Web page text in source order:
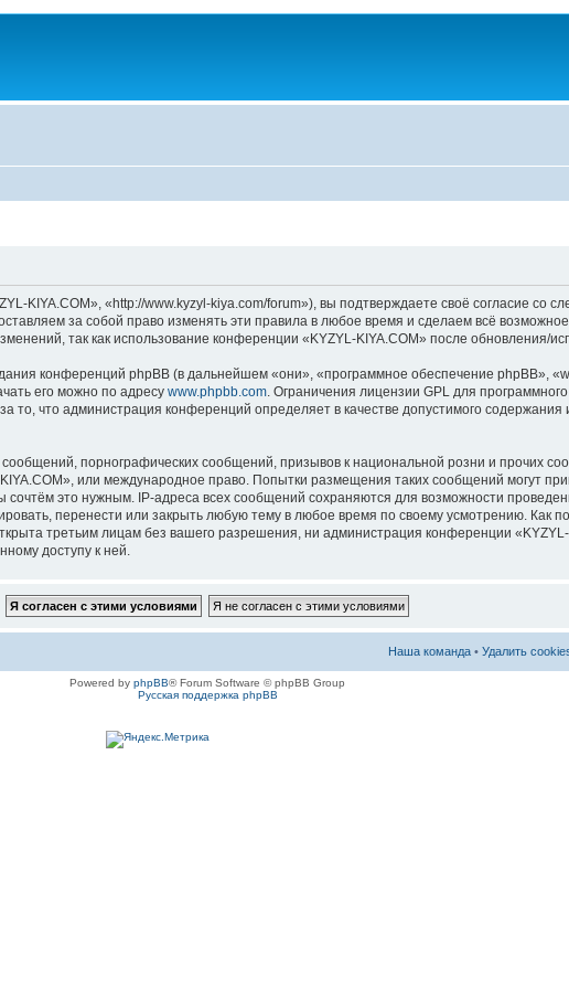
KIYA.COM», «http://www.kyzyl-kiya.com/forum»), вы подтверждаете своё согласие со
за собой право изменять эти правила в любое время и сделаем всё
так как использование конференции «KYZYL-KIYA.COM» после обновления/
конференций phpBB (в дальнейшем «они», «программное обеспечение phpBB»,
его можно по адресу www.phpbb.com. Ограничения лицензии GPL для
то, что администрация конференций определяет в качестве допустимого
порнографических сообщений, призывов к национальной розни и прочих
или международное право. Попытки размещения таких сообщений могут
это нужным. IP-адреса всех сообщений сохраняются для возможности
перенести или закрыть любую тему в любое время по своему усмотрению. Как
третьим лицам без вашего разрешения, ни администрация конференции
доступу к ней.
Наша команда • Удалить
Powered by phpBB® Forum Software © phpBB Group
Русская поддержка phpBB